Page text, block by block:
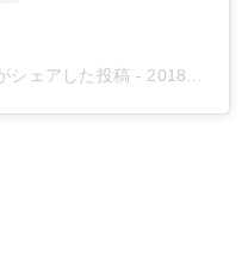
ェアした投稿 - 2018年 1月月31日午前2時27分PST